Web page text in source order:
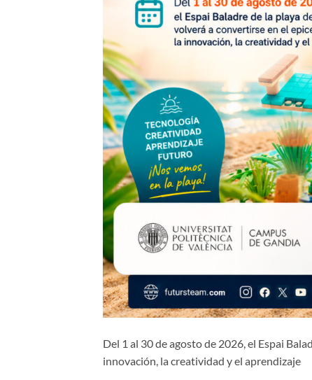
Del 1 al 30 de agosto de 2026, el Espai
innovación, la creatividad y el aprendizaje